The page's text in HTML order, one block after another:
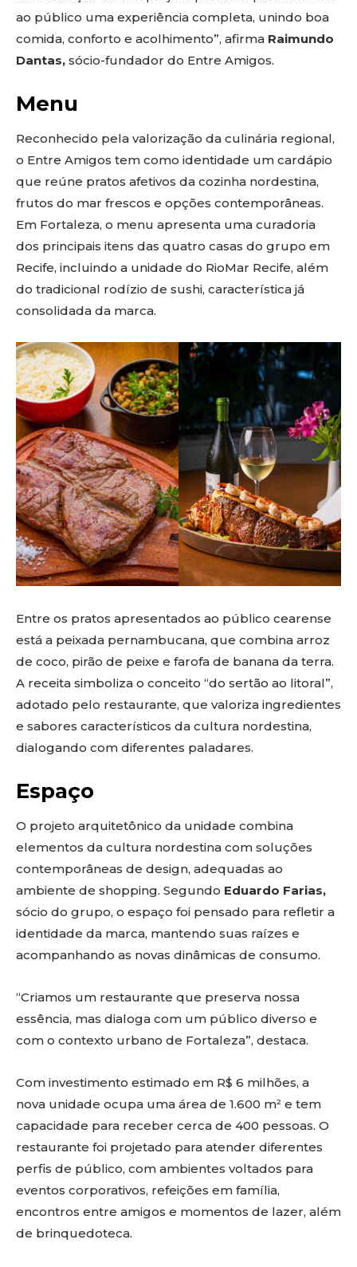
ao público uma experiência completa, unindo boa
comida, conforto e acolhimento”, afirma Raimundo
Dantas, sócio-fundador do Entre Amigos.
Menu
Reconhecido pela valorização da culinária regional,
o Entre Amigos tem como identidade um cardápio
que reúne pratos afetivos da cozinha nordestina,
frutos do mar frescos e opções contemporâneas.
Em Fortaleza, o menu apresenta uma curadoria
dos principais itens das quatro casas do grupo em
Recife, incluindo a unidade do RioMar Recife, além
do tradicional rodízio de sushi, característica já
consolidada da marca.
Entre os pratos apresentados ao público cearense
está a peixada pernambucana, que combina arroz
de coco, pirão de peixe e farofa de banana da terra.
A receita simboliza o conceito “do sertão ao litoral”,
adotado pelo restaurante, que valoriza ingredientes
e sabores característicos da cultura nordestina,
dialogando com diferentes paladares.
Espaço
O projeto arquitetônico da unidade combina
elementos da cultura nordestina com soluções
contemporâneas de design, adequadas ao
ambiente de shopping. Segundo Eduardo Farias,
sócio do grupo, o espaço foi pensado para refletir a
identidade da marca, mantendo suas raízes e
acompanhando as novas dinâmicas de consumo.
“Criamos um restaurante que preserva nossa
essência, mas dialoga com um público diverso e
com o contexto urbano de Fortaleza”, destaca.
Com investimento estimado em R$ 6 milhões, a
nova unidade ocupa uma área de 1.600 m² e tem
capacidade para receber cerca de 400 pessoas. O
restaurante foi projetado para atender diferentes
perfis de público, com ambientes voltados para
eventos corporativos, refeições em família,
encontros entre amigos e momentos de lazer, além
de brinquedoteca.